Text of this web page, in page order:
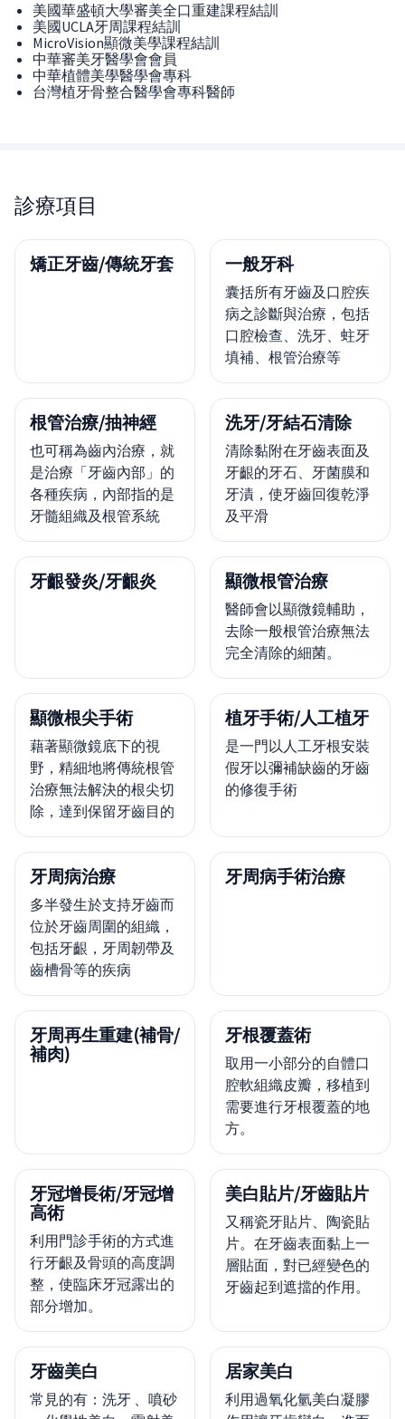
美國華盛頓大學審美全口重建課程結訓
美國UCLA牙周課程結訓
MicroVision顯微美學課程結訓
中華審美牙醫學會會員
中華植體美學醫學會專科
台灣植牙骨整合醫學會專科醫師
診療項目
矯正牙齒/傳統牙套 一般牙科
囊括所有牙齒及口腔疾
病之診斷與治療，包括
口腔檢查、洗牙、蛀牙
填補、根管治療等
根管治療/抽神經
也可稱為齒內治療，就
是治療「牙齒內部」的
各種疾病，內部指的是
牙髓組織及根管系統
洗牙/牙結石清除
清除黏附在牙齒表面及
牙齦的牙石、牙菌膜和
牙漬，使牙齒回復乾淨
及平滑
牙齦發炎/牙齦炎 顯微根管治療
醫師會以顯微鏡輔助，
去除一般根管治療無法
完全清除的細菌。
顯微根尖手術
藉著顯微鏡底下的視
野，精細地將傳統根管
治療無法解決的根尖切
除，達到保留牙齒目的
植牙手術/人工植牙
是一門以人工牙根安裝
假牙以彌補缺齒的牙齒
的修復手術
牙周病治療
多半發生於支持牙齒而
位於牙齒周圍的組織，
包括牙齦，牙周韌帶及
齒槽骨等的疾病
牙周病手術治療
牙周再生重建(補骨/
補肉)
牙根覆蓋術
取用一小部分的自體口
腔軟組織皮瓣，移植到
需要進行牙根覆蓋的地
方。
牙冠增長術/牙冠增
高術
利用門診手術的方式進
行牙齦及骨頭的高度調
整，使臨床牙冠露出的
部分增加。
美白貼片/牙齒貼片
又稱瓷牙貼片、陶瓷貼
片。在牙齒表面黏上一
層貼面，對已經變色的
牙齒起到遮擋的作用。
牙齒美白
常見的有：洗牙 、噴砂
居家美白
利用過氧化氫美白凝膠